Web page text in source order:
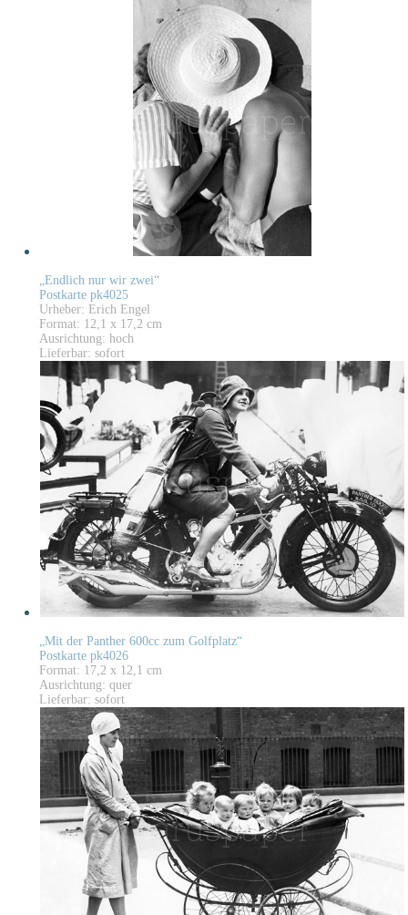
„Endlich nur wir zwei“
Postkarte pk4025
Urheber: Erich Engel
Format: 12,1 x 17,2 cm
Ausrichtung: hoch
Lieferbar: sofort
„Mit der Panther 600cc zum Golfplatz“
Postkarte pk4026
Format: 17,2 x 12,1 cm
Ausrichtung: quer
Lieferbar: sofort